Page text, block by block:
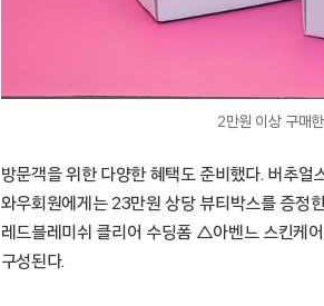
2만원 이상 구매
방문객을 위한 다양한 혜택도 준비했다. 버추
와우회원에게는 23만원 상당 뷰티박스를 증
레드블레미쉬 클리어 수딩폼 △아벤느 스킨케
구성된다.